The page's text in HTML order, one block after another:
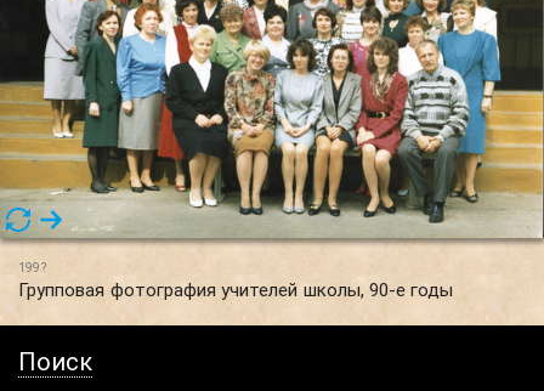
199?
Групповая фотография учителей школы, 90-е годы
Поиск